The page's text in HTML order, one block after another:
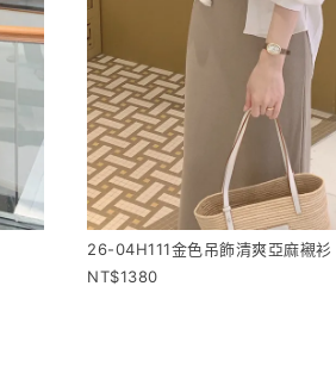
26-04H111金色吊飾清爽亞麻襯衫
1380